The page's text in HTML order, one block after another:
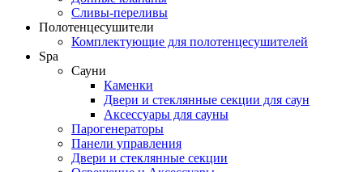
Сливы-переливы
Полотенцесушители
Комплектующие для полотенцесушителей
Spa
Сауни
Каменки
Двери и стеклянные секции для саун
Аксессуары для сауны
Парогенераторы
Панели управления
Двери и стеклянные секции